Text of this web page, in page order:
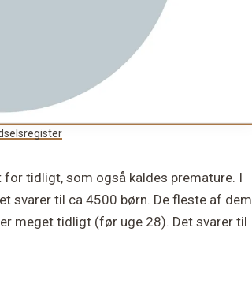
tidligt, som også kaldes premature. I
svarer til ca 4500 børn. De fleste af dem
meget tidligt (før uge 28). Det svarer til